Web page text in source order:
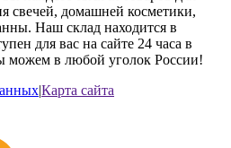
свечей, домашней косметики,
Наш склад находится в
для вас на сайте 24 часа в
можем в любой уголок России!
|Карта сайта